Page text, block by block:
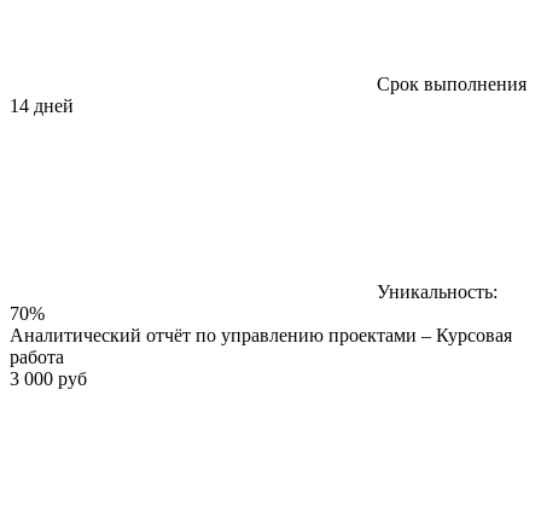
Срок выполнения
14 дней
Уникальность:
70%
Аналитический отчёт по управлению проектами – Курсовая
работа
3 000 руб